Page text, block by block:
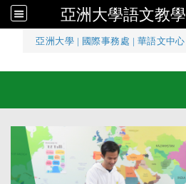
亞洲大學語文教學
亞洲大學 國際事務處 華語文中心
亞洲大學語文教學